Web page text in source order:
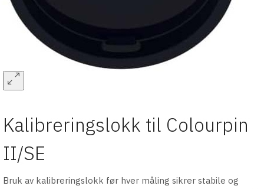
Kalibreringslokk til Colourpin
II/SE
Bruk av kalibreringslokk før hver måling sikrer stabile og